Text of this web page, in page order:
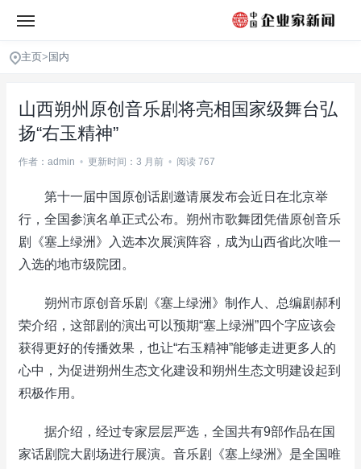
主页> 国内
山西朔州原创音乐剧将亮相国家级舞台弘
扬“右玉精神”
作者：admin • 更新时间：3 月前 • 阅读 767
第十一届中国原创话剧邀请展发布会近日在北京举
行，全国参演名单正式公布。朔州市歌舞团凭借原创音乐
剧《塞上绿洲》入选本次展演阵容，成为山西省此次唯一
入选的地市级院团。
朔州市原创音乐剧《塞上绿洲》制作人、总编剧郝利
荣介绍，这部剧的演出可以预期“塞上绿洲”四个字应该会
获得更好的传播效果，也让“右玉精神”能够走进更多人的
心中，为促进朔州生态文化建设和朔州生态文明建设起到
积极作用。
据介绍，经过专家层层严选，全国共有9部作品在国
家话剧院大剧场进行展演。音乐剧《塞上绿洲》是全国唯